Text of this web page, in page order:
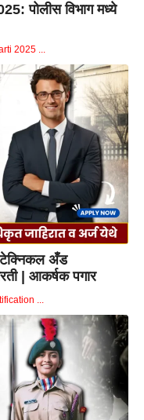
पोलीस विभाग मध्ये
2025 ...
अँड
| आकर्षक पगार
...